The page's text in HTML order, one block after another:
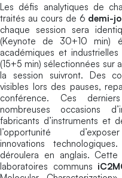
Les défis analytiques de
traités au cours de 6 demi-
chaque session sera
(Keynote de 30+10 min)
académiques et
(15+5 min) sélectionnées
la session suivront. Des
visibles lors des pauses,
conférence. Ces
nombreuses occasions
fabricants d’instruments et
l’opportunité
innovations technologiques.
déroulera en anglais.
laboratoires communs